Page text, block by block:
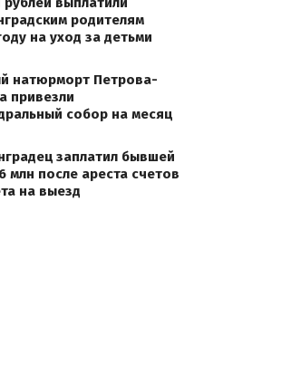
родителям
на уход за детьми
натюрморт Петрова-
привезли
собор на месяц
заплатил бывшей
млн после ареста счетов
на выезд